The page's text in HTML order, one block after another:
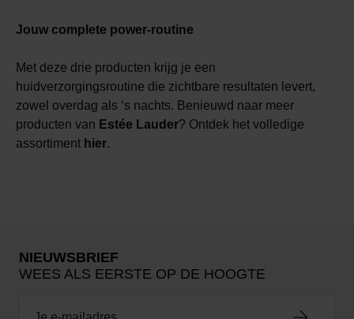
Jouw complete power-routine
Met deze drie producten krijg je een
huidverzorgingsroutine die zichtbare resultaten levert,
zowel overdag als ‘s nachts. Benieuwd naar meer
producten van Estée Lauder? Ontdek het volledige
assortiment hier.
NIEUWSBRIEF
WEES ALS EERSTE OP DE HOOGTE